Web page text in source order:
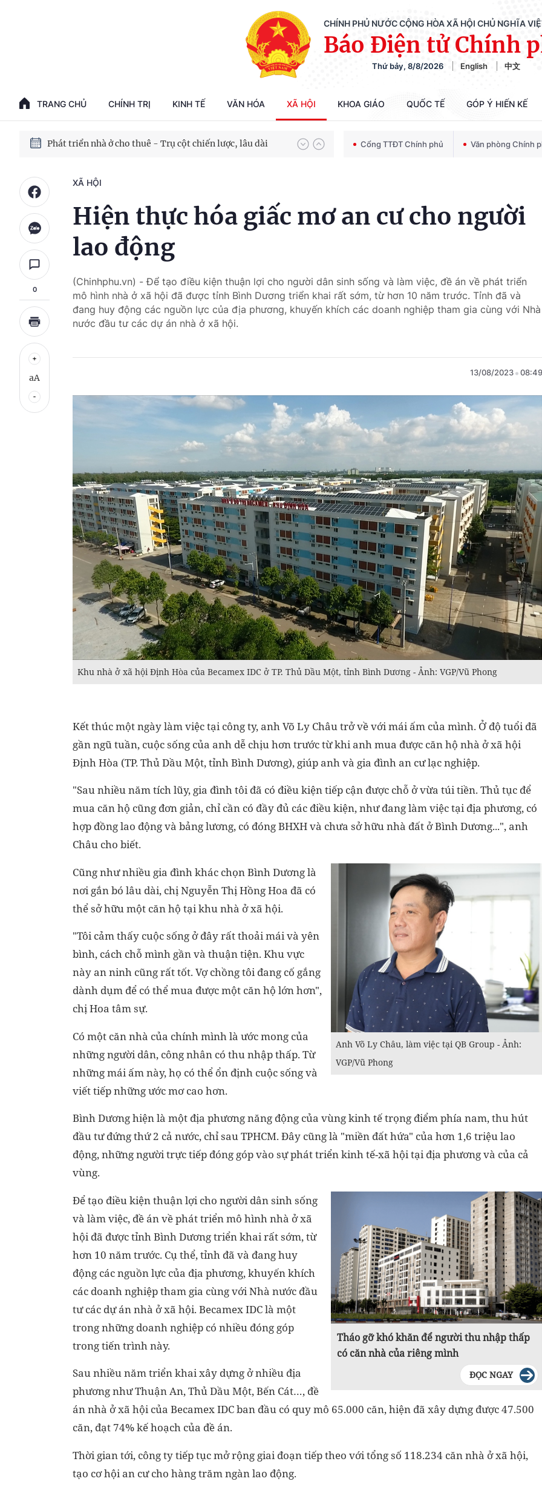
CHÍNH PHỦ NƯỚC CỘNG HÒA XÃ HỘI CHỦ NGHĨA
Báo Điện tử Chính
Thứ bảy, 8/8/2026 English 中文
TRANG CHỦ CHÍNH TRỊ KINH TẾ VĂN HÓA XÃ HỘI KHOA GIÁO QUỐC TẾ GÓP Ý HIẾN KẾ
Phát triển kinh tế nhà nước trong kỷ nguyên mới
Chiến dịch 500 ngày đêm tìm kiếm, quy tập và xác định danh tính hài cốt liệt sĩ
Bảo vệ nền tảng tư tưởng của Đảng trong kỷ nguyên phát triển mới
Phát triển nhà ở cho thuê - Trụ cột chiến lược, lâu dài Cổng TTĐT Chính phủ Văn phòng Chính
0
aA
XÃ HỘI
Hiện thực hóa giấc mơ an cư cho người
lao động
(Chinhphu.vn) - Để tạo điều kiện thuận lợi cho người dân sinh sống và làm việc, đề án về phát triển
mô hình nhà ở xã hội đã được tỉnh Bình Dương triển khai rất sớm, từ hơn 10 năm trước. Tỉnh đã và
đang huy động các nguồn lực của địa phương, khuyến khích các doanh nghiệp tham gia cùng với Nhà
nước đầu tư các dự án nhà ở xã hội.
13/08/2023 08:49
Khu nhà ở xã hội Định Hòa của Becamex IDC ở TP. Thủ Dầu Một, tỉnh Bình Dương - Ảnh: VGP/Vũ Phong
Kết thúc một ngày làm việc tại công ty, anh Võ Ly Châu trở về với mái ấm của mình. Ở độ tuổi đã
gần ngũ tuần, cuộc sống của anh dễ chịu hơn trước từ khi anh mua được căn hộ nhà ở xã hội
Định Hòa (TP. Thủ Dầu Một, tỉnh Bình Dương), giúp anh và gia đình an cư lạc nghiệp.
"Sau nhiều năm tích lũy, gia đình tôi đã có điều kiện tiếp cận được chỗ ở vừa túi tiền. Thủ tục để
mua căn hộ cũng đơn giản, chỉ cần có đầy đủ các điều kiện, như đang làm việc tại địa phương, có
hợp đồng lao động và bảng lương, có đóng BHXH và chưa sở hữu nhà đất ở Bình Dương...", anh
Châu cho biết.
Anh Võ Ly Châu, làm việc tại QB Group - Ảnh:
VGP/Vũ Phong
Cũng như nhiều gia đình khác chọn Bình Dương là
nơi gắn bó lâu dài, chị Nguyễn Thị Hồng Hoa đã có
thể sở hữu một căn hộ tại khu nhà ở xã hội.
"Tôi cảm thấy cuộc sống ở đây rất thoải mái và yên
bình, cách chỗ mình gần và thuận tiện. Khu vực
này an ninh cũng rất tốt. Vợ chồng tôi đang cố gắng
dành dụm để có thể mua được một căn hộ lớn hơn",
chị Hoa tâm sự.
Có một căn nhà của chính mình là ước mong của
những người dân, công nhân có thu nhập thấp. Từ
những mái ấm này, họ có thể ổn định cuộc sống và
viết tiếp những ước mơ cao hơn.
Bình Dương hiện là một địa phương năng động của vùng kinh tế trọng điểm phía nam, thu hút
đầu tư đứng thứ 2 cả nước, chỉ sau TPHCM. Đây cũng là "miền đất hứa" của hơn 1,6 triệu lao
động, những người trực tiếp đóng góp vào sự phát triển kinh tế-xã hội tại địa phương và của cả
vùng.
Tháo gỡ khó khăn để người thu nhập thấp
có căn nhà của riêng mình
ĐỌC NGAY
Để tạo điều kiện thuận lợi cho người dân sinh sống
và làm việc, đề án về phát triển mô hình nhà ở xã
hội đã được tỉnh Bình Dương triển khai rất sớm, từ
hơn 10 năm trước. Cụ thể, tỉnh đã và đang huy
động các nguồn lực của địa phương, khuyến khích
các doanh nghiệp tham gia cùng với Nhà nước đầu
tư các dự án nhà ở xã hội. Becamex IDC là một
trong những doanh nghiệp có nhiều đóng góp
trong tiến trình này.
Sau nhiều năm triển khai xây dựng ở nhiều địa
phương như Thuận An, Thủ Dầu Một, Bến Cát…, đề
án nhà ở xã hội của Becamex IDC ban đầu có quy mô 65.000 căn, hiện đã xây dựng được 47.500
căn, đạt 74% kế hoạch của đề án.
Thời gian tới, công ty tiếp tục mở rộng giai đoạn tiếp theo với tổng số 118.234 căn nhà ở xã hội,
tạo cơ hội an cư cho hàng trăm ngàn lao động.